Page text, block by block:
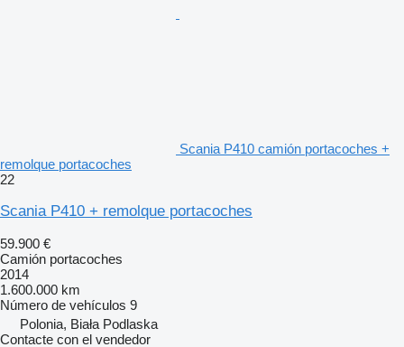
Scania P410 camión portacoches +
remolque portacoches
22
Scania P410 + remolque portacoches
59.900 €
Camión portacoches
2014
1.600.000 km
Número de vehículos 9
Polonia, Biała Podlaska
Contacte con el vendedor